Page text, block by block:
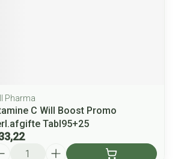
Pharma
C Will Boost Promo
Tabl95+25